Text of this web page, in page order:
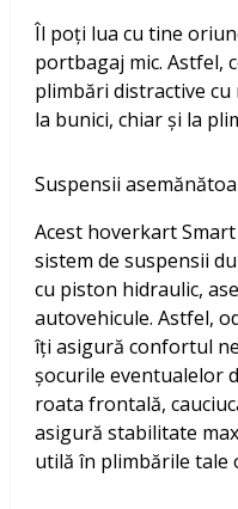
Îl poți lua cu tine
portbagaj mic. Astfel,
plimbări distractive
la bunici, chiar și la
Suspensii
Acest hoverkart
sistem de suspensii
cu piston hidraulic,
autovehicule. Astfel,
îți asigură confortul
șocurile eventualelor
roata frontală,
asigură stabilitate
utilă în plimbările tale